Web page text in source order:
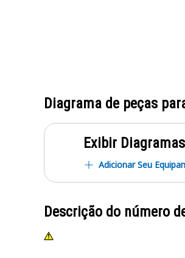
Diagrama de peças
Exibir
Adicionar Seu
Descrição do número